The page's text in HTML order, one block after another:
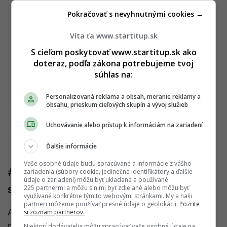
#9 Nepovažujú peniaze za hlavný zdroj
svojho šťastia
Áno, peniaze sú skvelé. Dávajú slobodu a dávajú
Víta ťa www.startitup.sk
S cieľom poskytovať www.startitup.sk ako
doteraz, podľa zákona potrebujeme tvoj
súhlas na:
Personalizovaná reklama a obsah, meranie reklamy a
obsahu, prieskum cieľových skupín a vývoj služieb
Uchovávanie alebo prístup k informáciám na zariadení
Ďalšie informácie
Vaše osobné údaje budú spracúvané a informácie z vášho
zariadenia (súbory cookie, jedinečné identifikátory a ďalšie
údaje o zariadení) môžu byť ukladané a používané
225 partnermi a môžu s nimi byť zdieľané alebo môžu byť
využívané konkrétne týmito webovými stránkami. My a naši
partneri môžeme používať presné údaje o geolokácii. Pozrite
si zoznam partnerov.
Pokračovať s nevyhnutnými cookies →